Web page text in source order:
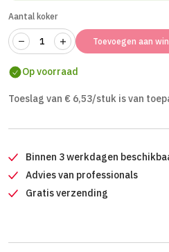
Aantal koker
Toevoegen aan
Op voorraad
Toeslag van € 6,53/stuk is van
Binnen 3 werkdagen
Advies van professionals
Gratis verzending